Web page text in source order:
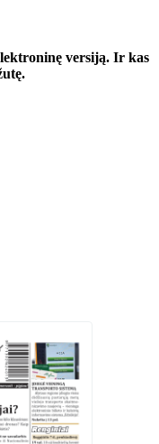
versiją. Ir kas